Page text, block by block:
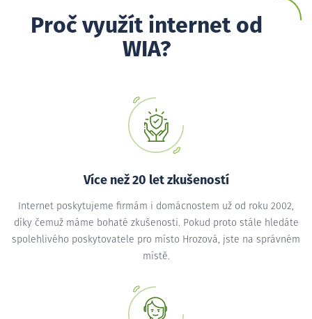
Proč využít internet od
WIA?
Více než 20 let zkušeností
Internet poskytujeme firmám i domácnostem už od roku 2002,
díky čemuž máme bohaté zkušenosti. Pokud proto stále hledáte
spolehlivého poskytovatele pro místo Hrozová, jste na správném
místě.